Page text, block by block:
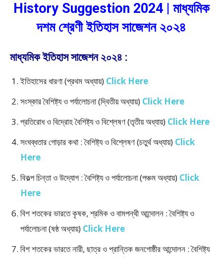
History Suggestion 2024 | মাধ্যমিক
দশম শ্রেণী ইতিহাস সাজেশন ২০২৪
মাধ্যমিক ইতিহাস সাজেশন ২০২৪ :
ইতিহাসের ধারণা (প্রথম অধ্যায়) Click Here
সংস্কার বৈশিষ্ট্য ও পর্যালোচনা (দ্বিতীয় অধ্যায়) Click Here
প্রতিরোধ ও বিদ্রোহ বৈশিষ্ট্য ও বিশ্লেষণ (তৃতীয় অধ্যায়) Click Here
সংঘব্ধতার গোড়ার কথা : বৈশিষ্ট্য ও বিশ্লেষণ (চতুর্থ অধ্যায়) Click
Here
বিকল্প চিন্তা ও উদ্যোগ : বৈশিষ্ট্য ও পর্যালোচনা (পঞ্চম অধ্যায়) Click
Here
বিশ শতকের ভারতে কৃষক, শ্রমিক ও বামপন্থী আন্দোলন : বৈশিষ্ট্য ও
পর্যালোচনা (ষষ্ঠ অধ্যায়) Click Here
বিশ শতকের ভারতে নারী, ছাত্র ও প্রান্তিক জনগোষ্ঠীর আন্দোলন : বৈশিষ্ট্য